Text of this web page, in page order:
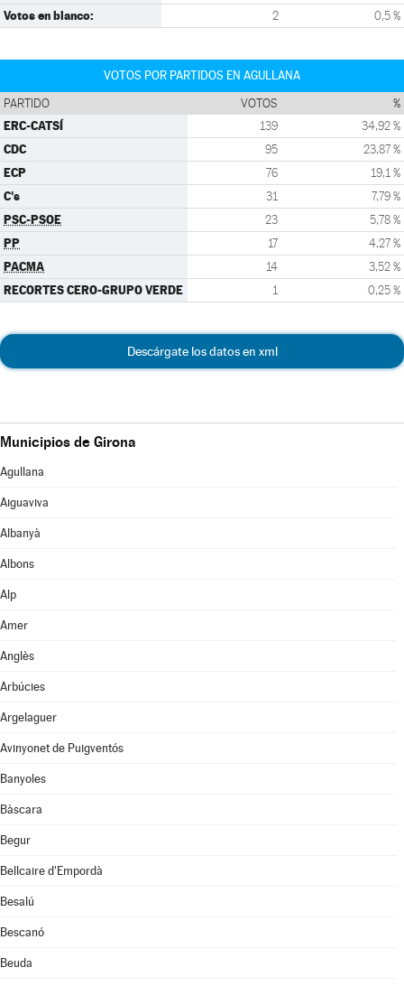
Votos en blanco: 2 0,5 %
VOTOS POR PARTIDOS EN AGULLANA
PARTIDO VOTOS %
ERC-CATSÍ 139 34,92 %
CDC 95 23,87 %
ECP 76 19,1 %
C's 31 7,79 %
PSC-PSOE 23 5,78 %
PP 17 4,27 %
PACMA 14 3,52 %
RECORTES CERO-GRUPO VERDE 1 0,25 %
Descárgate los datos en xml
Municipios de Girona
Agullana
Aiguaviva
Albanyà
Albons
Alp
Amer
Anglès
Arbúcies
Argelaguer
Avinyonet de Puigventós
Banyoles
Bàscara
Begur
Bellcaire d'Empordà
Besalú
Bescanó
Beuda